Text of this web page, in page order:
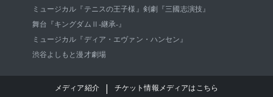
ミュージカル『テニスの王子様』 剣劇『三國志演技』
舞台『キングダムⅡ-継承-』
ミュージカル『ディア・エヴァン・ハンセン』
渋谷よしもと漫才劇場
メディア紹介 | チケット情報メディアはこちら